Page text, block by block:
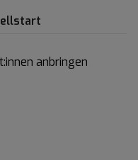
anbringen